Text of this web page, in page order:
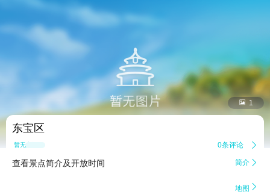
 1
东宝区
暂无点评 0条评论 
查看景点简介及开放时间 简介 
地图 